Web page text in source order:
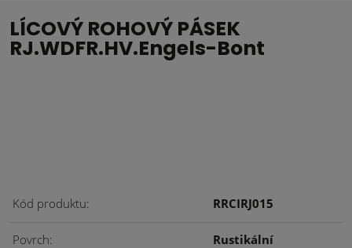
LÍCOVÝ ROHOVÝ PÁSEK
RJ.WDFR.HV.Engels-Bont
Kód produktu RRCIRJ015
Povrch Rustikální